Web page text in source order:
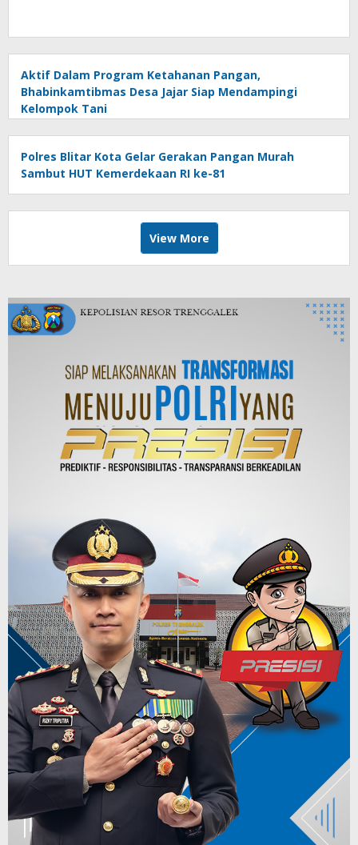
Aktif Dalam Program Ketahanan Pangan,
Bhabinkamtibmas Desa Jajar Siap Mendampingi
Kelompok Tani
Polres Blitar Kota Gelar Gerakan Pangan Murah
Sambut HUT Kemerdekaan RI ke-81
View More